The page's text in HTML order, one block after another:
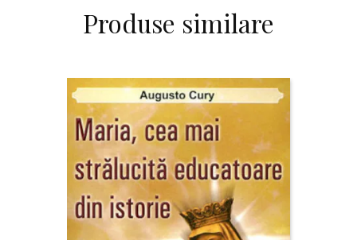
Produse similare